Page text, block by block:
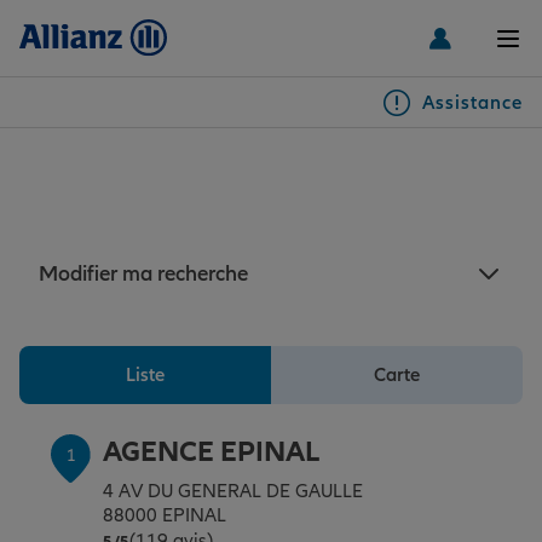
Assistance
Autres véhicules
Habitation
Équipements habitation
Santé & prévoyance
Santé
Famille Loisirs
Modifier ma recherche
Liste Carte
1 AGENCE EPINAL
4 AV DU GENERAL DE GAULLE
88000 EPINAL